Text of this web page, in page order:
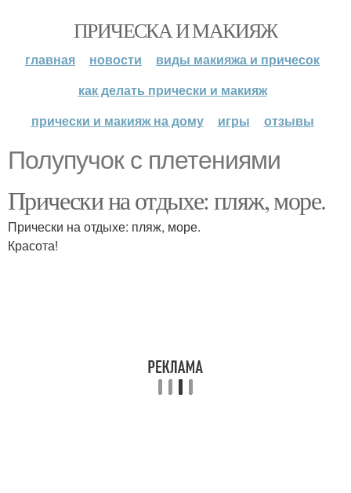
ПРИЧЕСКА И МАКИЯЖ
главная новости
виды макияжа и причесок
как делать прически и макияж
прически и макияж на дому
игры отзывы
Полупучок с плетениями
Прически на отдыхе: пляж, море.
Прически на отдыхе: пляж, море.
Красота!